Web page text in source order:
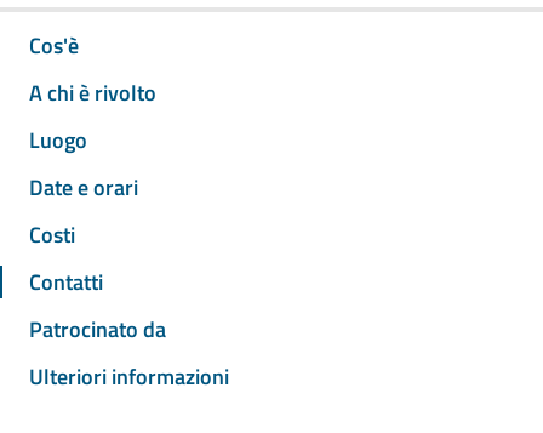
Cos'è
A chi è rivolto
Luogo
Date e orari
Costi
Contatti
Patrocinato da
Ulteriori informazioni